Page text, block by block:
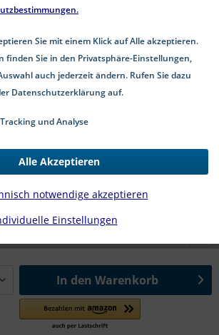
In den Warenkorb
Sie mit einem Klick auf Alle akzeptieren.
finden Sie in den Privatsphäre-Einstellungen,
auch jederzeit ändern. Rufen Sie dazu
Datenschutzerklärung auf.
Tracking und Analyse
Einstellungen
notwendige akzeptieren
Alle Akzeptieren